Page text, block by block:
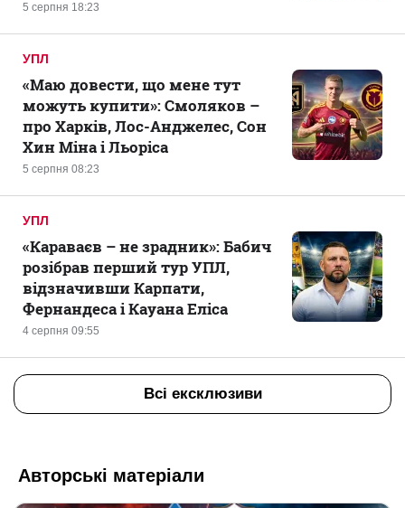
5 серпня 18:23
УПЛ
5 серпня 08:23
«Маю довести, що мене тут
можуть купити»: Смоляков –
про Харків, Лос-Анджелес, Сон
Хин Міна і Льоріса
УПЛ
4 серпня 09:55
«Караваєв – не зрадник»: Бабич
розібрав перший тур УПЛ,
відзначивши Карпати,
Фернандеса і Кауана Еліса
Всі ексклюзиви
Авторські матеріали